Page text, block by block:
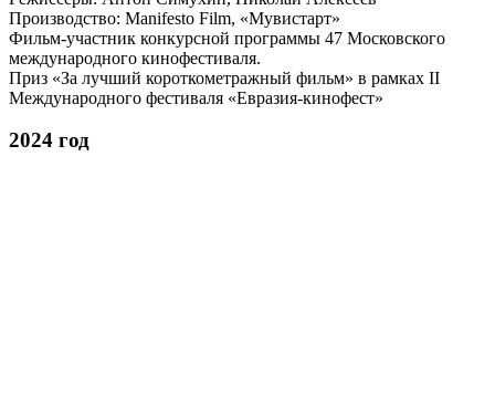
Производство: Manifesto Film, «Мувистарт»
Фильм-участник конкурсной программы 47 Московского
международного кинофестиваля.
Приз «За лучший короткометражный фильм» в рамках II
Международного фестиваля «Евразия-кинофест»
2024 год